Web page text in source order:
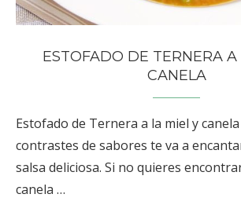
ESTOFADO DE TERNERA A
CANELA
Estofado de Ternera a la miel y
contrastes de sabores te va a
salsa deliciosa. Si no quieres
canela …